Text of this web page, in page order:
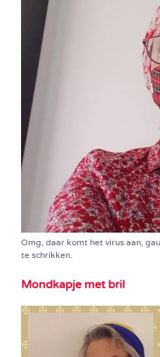
Omg, daar komt het virus aan,
te schrikken.
Mondkapje met bril